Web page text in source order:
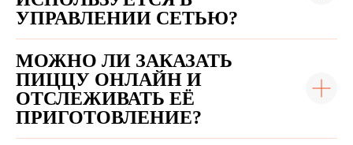
УПРАВЛЕНИИ СЕТЬЮ?
МОЖНО ЛИ ЗАКАЗАТЬ
ПИЦЦУ ОНЛАЙН И
ОТСЛЕЖИВАТЬ ЕЁ
ПРИГОТОВЛЕНИЕ?